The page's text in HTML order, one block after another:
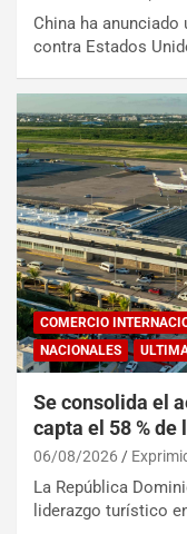
China ha
contra Estados
COMERCIO
NACIONALES
Se consolida el
capta el 58 % de
06/08/2026
La República
liderazgo turístico